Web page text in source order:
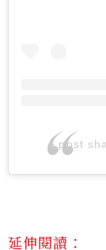
A post
延伸閱讀：